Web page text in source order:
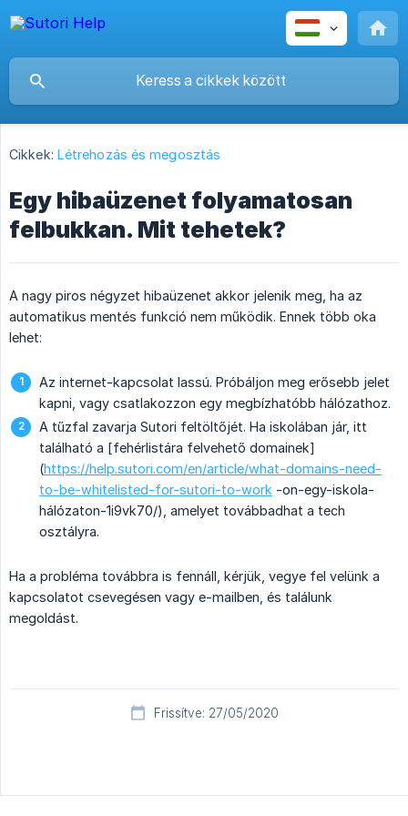
Cikkek: Létrehozás és megosztás
Egy hibaüzenet folyamatosan
felbukkan. Mit tehetek?
A nagy piros négyzet hibaüzenet akkor jelenik meg, ha az
automatikus mentés funkció nem működik. Ennek több oka
lehet:
Az internet-kapcsolat lassú. Próbáljon meg erősebb jelet
kapni, vagy csatlakozzon egy megbízhatóbb hálózathoz.
A tűzfal zavarja Sutori feltöltőjét. Ha iskolában jár, itt
található a [fehérlistára felvehető domainek]
(https://help.sutori.com/en/article/what-domains-need-
to-be-whitelisted-for-sutori-to-work -on-egy-iskola-
hálózaton-1i9vk70/), amelyet továbbadhat a tech
osztályra.
Ha a probléma továbbra is fennáll, kérjük, vegye fel velünk a
kapcsolatot csevegésen vagy e-mailben, és találunk
megoldást.
Frissítve: 27/05/2020